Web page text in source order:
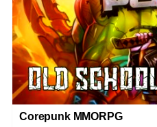
Corepunk MMORPG